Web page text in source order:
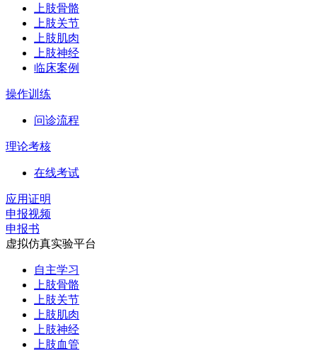
上肢骨骼
上肢关节
上肢肌肉
上肢神经
临床案例
操作训练
问诊流程
理论考核
在线考试
应用证明
申报视频
申报书
虚拟仿真实验平台
自主学习
上肢骨骼
上肢关节
上肢肌肉
上肢神经
上肢血管